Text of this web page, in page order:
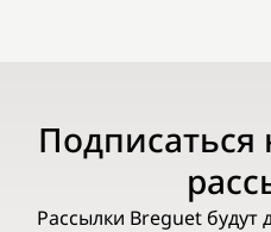
Подписаться
Рассылки Breguet будут